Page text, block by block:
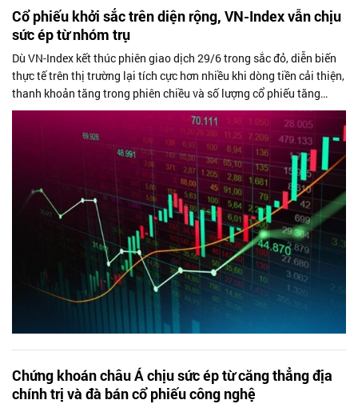
Cổ phiếu khởi sắc trên diện rộng, VN-Index vẫn chịu
sức ép từ nhóm trụ
Dù VN-Index kết thúc phiên giao dịch 29/6 trong sắc đỏ, diễn biến
thực tế trên thị trường lại tích cực hơn nhiều khi dòng tiền cải thiện,
thanh khoản tăng trong phiên chiều và số lượng cổ phiếu tăng
giá...
Chứng khoán châu Á chịu sức ép từ căng thẳng địa
chính trị và đà bán cổ phiếu công nghệ